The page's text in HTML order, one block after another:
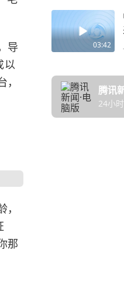
导
以
那
03:42
腾讯
24小